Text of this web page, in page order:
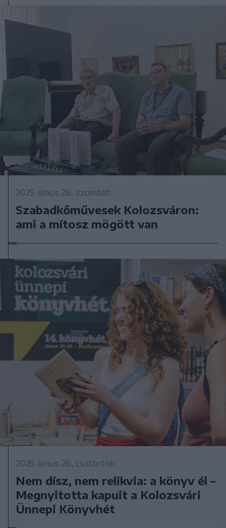
2025. június 28., szombat
Szabadkőművesek Kolozsváron:
ami a mítosz mögött van
2025. június 26., csütörtök
Nem dísz, nem relikvia: a könyv él –
Megnyitotta kapuit a Kolozsvári
Ünnepi Könyvhét